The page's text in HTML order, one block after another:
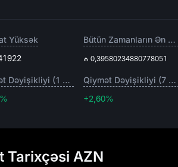
Yüksək
Bütün Zamanların Ən Yüksəyi
₼ 0,39580234880778051
Qiymət Dəyişikliyi (1 gün)
Qiymət Dəyişikliyi (7 gün)
+2,60%
Tarixçəsi AZN